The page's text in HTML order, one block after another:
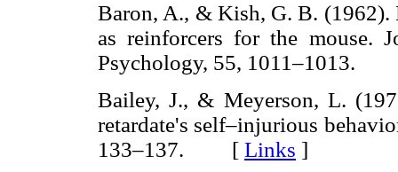
Baron, A., & Kish, G. B.
as reinforcers for the mouse.
Psychology, 55,
Bailey, J., & Meyerson, L.
retardate's self–injurious
133–137. [ Links ]